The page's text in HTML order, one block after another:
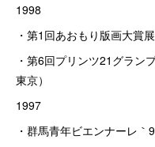
1998
・第1回あおもり版画大賞
・第6回プリンツ21グラン
東京）
1997
・群馬青年ビエンナーレ｀